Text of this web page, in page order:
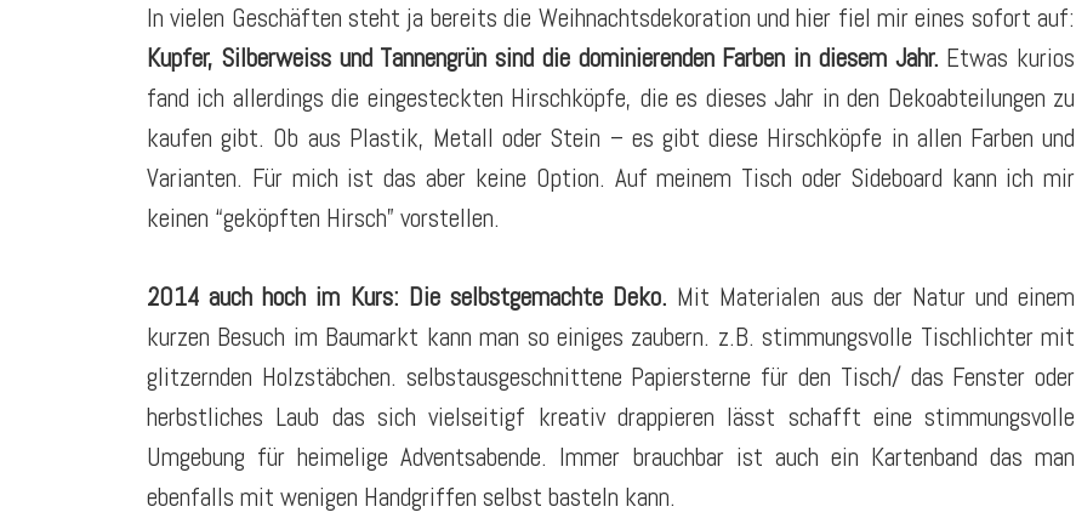
In vielen Geschäften steht ja bereits die Weihnachtsdekoration und hier fiel mir eines sofort auf:
Kupfer, Silberweiss und Tannengrün sind die dominierenden Farben in diesem Jahr. Etwas kurios
fand ich allerdings die eingesteckten Hirschköpfe, die es dieses Jahr in den Dekoabteilungen zu
kaufen gibt. Ob aus Plastik, Metall oder Stein – es gibt diese Hirschköpfe in allen Farben und
Varianten. Für mich ist das aber keine Option. Auf meinem Tisch oder Sideboard kann ich mir
keinen “geköpften Hirsch” vorstellen.
2014 auch hoch im Kurs: Die selbstgemachte Deko. Mit Materialen aus der Natur und einem
kurzen Besuch im Baumarkt kann man so einiges zaubern. z.B. stimmungsvolle Tischlichter mit
glitzernden Holzstäbchen. selbstausgeschnittene Papiersterne für den Tisch/ das Fenster oder
herbstliches Laub das sich vielseitigf kreativ drappieren lässt schafft eine stimmungsvolle
Umgebung für heimelige Adventsabende. Immer brauchbar ist auch ein Kartenband das man
ebenfalls mit wenigen Handgriffen selbst basteln kann.